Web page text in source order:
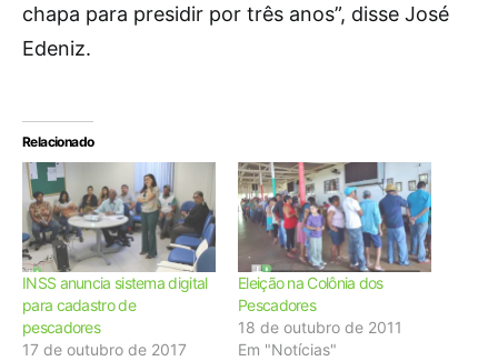
chapa para presidir por três anos”, disse José
Edeniz.
Relacionado
INSS anuncia sistema digital
para cadastro de
pescadores
17 de outubro de 2017
Eleição na Colônia dos
Pescadores
18 de outubro de 2011
Em "Notícias"